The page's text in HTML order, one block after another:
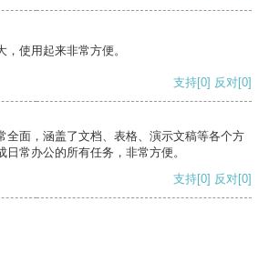
使用起来非常方便。
支持[0] 反对[0]
全面，涵盖了文档、表格、演示文稿等各个方
常办公的所有任务，非常方便。
支持[0] 反对[0]